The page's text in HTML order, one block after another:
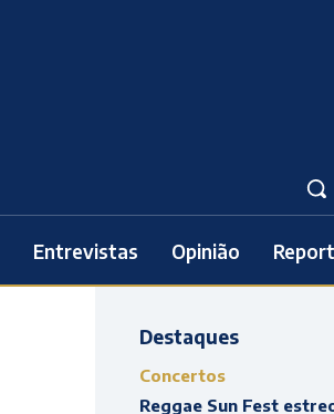
Entrevistas Opinião
Destaques
Concertos
Reggae Sun Fest